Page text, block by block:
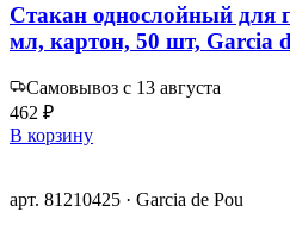
Стакан однослойный для
мл, картон, 50 шт, Garcia
Самовывоз с 13 августа
462 ₽
В корзину
арт. 81210425 · Garcia de Pou